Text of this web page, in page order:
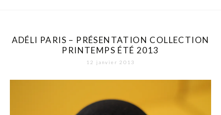
ADÉLI PARIS – PRÉSENTATION COLLECTION
PRINTEMPS ÉTÉ 2013
12 janvier 2013